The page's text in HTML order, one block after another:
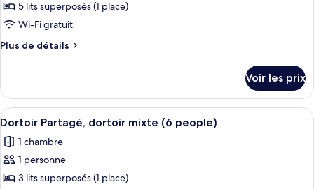
pour
ce
type
de
Dortoir
Partagé,
dortoir
mixte
(10
people)
5 lits superposés (1 place)
Wi-Fi gratuit
Plus de détails
Plus
le
type
de
Dortoir
Partagé,
mixte
Voir les prix
Afficher
toutes
les
photos
pour
Une chambre de dortoir avec des
5
Dortoir Partagé, dortoir mixte (6 people)
1 chambre
1 personne
3 lits superposés (1 place)